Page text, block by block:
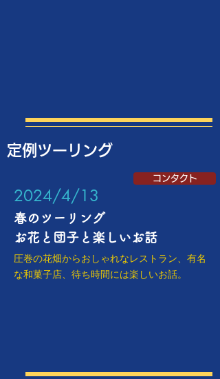
定例ツーリング
​2024/4/13
コンタクト
春のツーリング
​お花と団子と楽しいお話
圧巻の花畑からおしゃれなレストラン、有名
な和菓子店、待ち時間には楽しいお話。